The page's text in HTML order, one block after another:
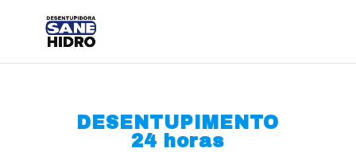
DESENTUPIMENTO
24 horas